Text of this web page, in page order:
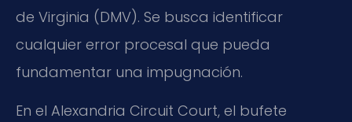
de Virginia (DMV). Se busca identificar
cualquier error procesal que pueda
fundamentar una impugnación.
En el Alexandria Circuit Court, el bufete